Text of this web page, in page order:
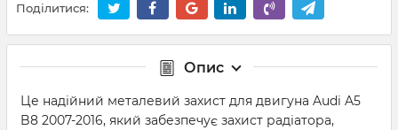
Поділитися:
Опис
Це надійний металевий захист для двигуна Audi A5
B8 2007-2016, який забезпечує захист радіатора,